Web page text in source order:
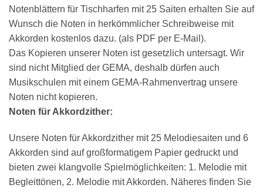
Notenblättern für Tischharfen mit 25 Saiten erhalten Sie auf
Wunsch die Noten in herkömmlicher Schreibweise mit
Akkorden kostenlos dazu. (als PDF per E-Mail).
Das Kopieren unserer Noten ist gesetzlich untersagt. Wir
sind nicht Mitglied der GEMA, deshalb dürfen auch
Musikschulen mit einem GEMA-Rahmenvertrag unsere
Noten nicht kopieren.
Noten für Akkordzither:
Unsere Noten für Akkordzither mit 25 Melodiesaiten und 6
Akkorden sind auf großformatigem Papier gedruckt und
bieten zwei klangvolle Spielmöglichkeiten: 1. Melodie mit
Begleittönen, 2. Melodie mit Akkorden. Näheres finden Sie